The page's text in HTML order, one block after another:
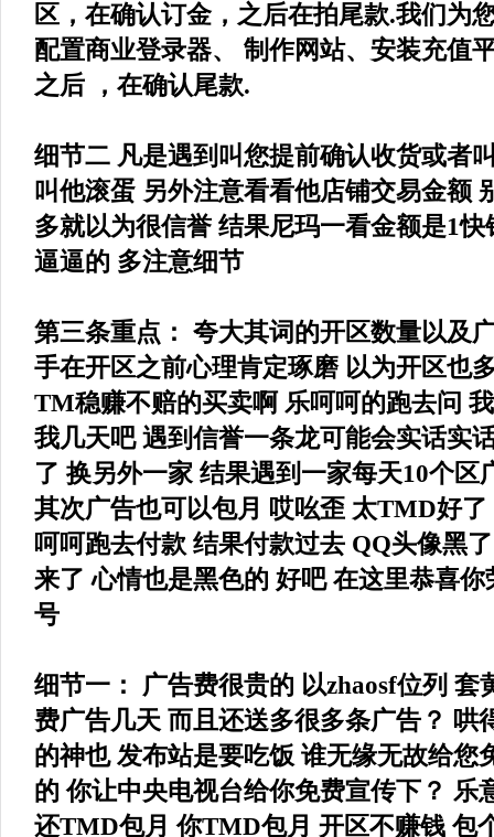
区，在确认订金，之后在拍尾款.我们为
配置商业登录器、 制作网站、安装充值
之后 ，在确认尾款.
细节二 凡是遇到叫您提前确认收货或者
叫他滚蛋 另外注意看看他店铺交易金额
多就以为很信誉 结果尼玛一看金额是1
逼逼的 多注意细节
第三条重点： 夸大其词的开区数量以及
手在开区之前心理肯定琢磨 以为开区也
TM稳赚不赔的买卖啊 乐呵呵的跑去问
我几天吧 遇到信誉一条龙可能会实话实
了 换另外一家 结果遇到一家每天10个
其次广告也可以包月 哎吆歪 太TMD好
呵呵跑去付款 结果付款过去 QQ头像黑
来了 心情也是黑色的 好吧 在这里恭喜
号
细节一： 广告费很贵的 以zhaosf位列 套
费广告几天 而且还送多很多条广告？ 哄
的神也 发布站是要吃饭 谁无缘无故给您
的 你让中央电视台给你免费宣传下？ 乐
还TMD包月 你TMD包月 开区不赚钱 包